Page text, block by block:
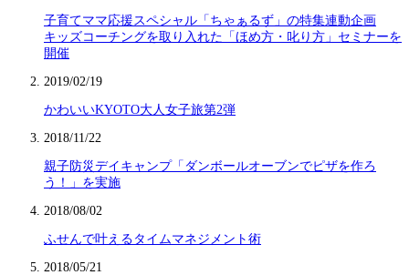
子育てママ応援スペシャル「ちゃぁるず」の特集連動企画
キッズコーチングを取り入れた「ほめ方・叱り方」セミナーを
開催
2019/02/19
かわいいKYOTO大人女子旅第2弾
2018/11/22
親子防災デイキャンプ「ダンボールオーブンでピザを作ろ
う！」を実施
2018/08/02
ふせんで叶えるタイムマネジメント術
2018/05/21